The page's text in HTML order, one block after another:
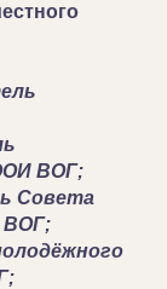
ВОГ;
Совета
ВОГ;